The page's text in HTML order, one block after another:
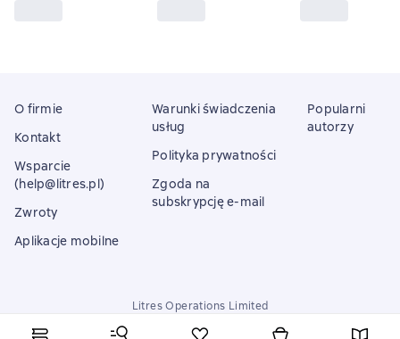
O firmie
Kontakt
Wsparcie
(help@litres.pl)
Zwroty
Aplikacje mobilne
Warunki świadczenia
usług
Polityka prywatności
Zgoda na
subskrypcję e-mail
Popularni
autorzy
Litres Operations Limited